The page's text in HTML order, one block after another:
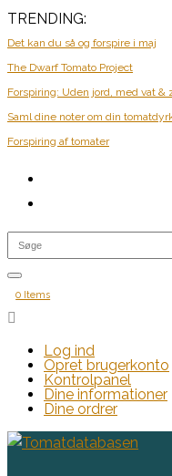
TRENDING:
Det kan du så og forspire i maj
The Dwarf Tomato Project
Forspiring: Uden jord, med vat &
Saml dine noter om din
Forspiring af tomater
0 Items

Log ind
Opret brugerkonto
Kontrolpanel
Dine informationer
Dine ordrer